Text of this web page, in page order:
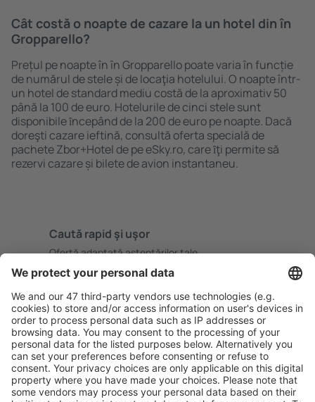
Cât costă o noapte de cazare la un hotel din în
Gropparello?
Prețul pe noapte în în Gropparello poate varia în funcție
de numărul de stele și de locaţia hotelului. O noapte într-
un hotel de standard mediu costă de la aproximativ 50
până la 100 de euro. Hotelurile de cinci stele sunt
disponibile ȋncepând de la 200 de euro pe noapte. Dacă
doreşti cazare ieftină, consultă oferta specială de
pachete Zbor+Hotel de pe eSky.ro, care ȋţi permite să
rezervi cazare și bilete de avion instantaneu.
Caută rapid şi uşor
Ofertă adaptată aşteptărilor tale.
Planifică ȋn siguranţă
Rezervare fără griji cu opțiune gratuită de anulare.
Economiseşte mai mult
Prețuri atractive și oferte speciale pentru utilizatorii
conectați.